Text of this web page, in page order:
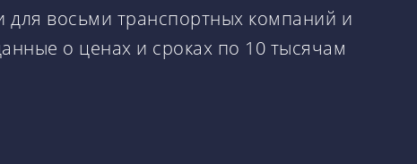
для восьми транспортных компаний и
о ценах и сроках по 10 тысячам